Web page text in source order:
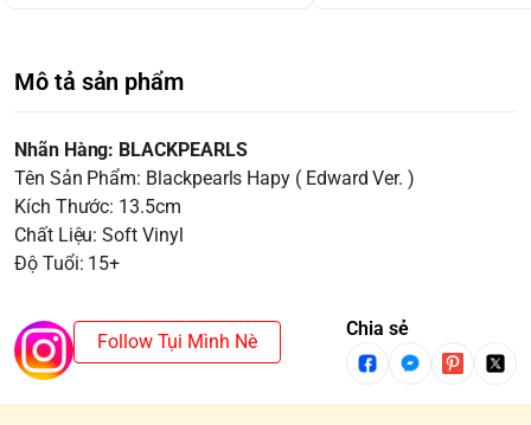
Mô tả sản phẩm
Nhãn Hàng: BLACKPEARLS
Tên Sản Phẩm: Blackpearls Hapy ( Edward Ver. )
Kích Thước: 13.5cm
Chất Liệu: Soft Vinyl
Độ Tuổi: 15+
Follow Tụi Mình Nè
Chia sẻ